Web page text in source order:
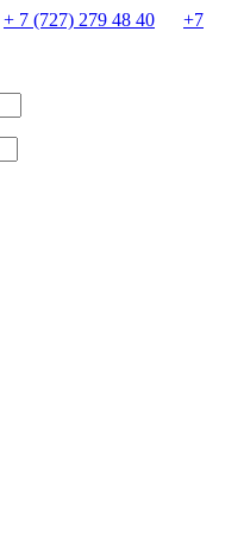
+ 7 (727) 279 48 40
+7